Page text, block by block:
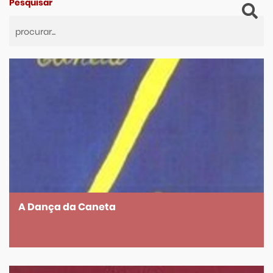
Pesquisar
A Dança da Caneta